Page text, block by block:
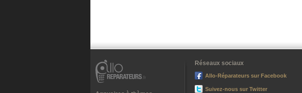
Réseaux sociaux
Allo-Réparateurs sur Facebook
Suivez-nous sur Twitter